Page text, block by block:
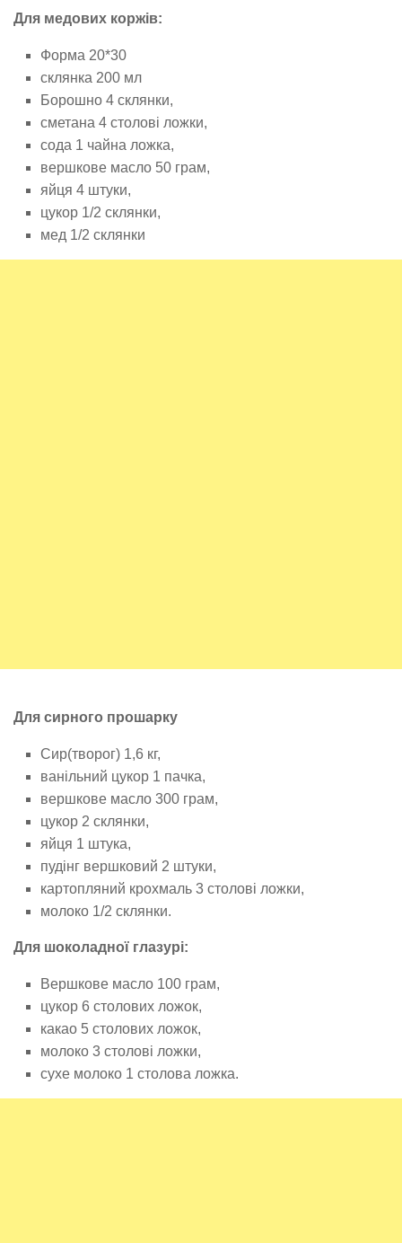
Для медових коржів:
Форма 20*30
склянка 200 мл
Борошно 4 склянки,
сметана 4 столові ложки,
сода 1 чайна ложка,
вершкове масло 50 грам,
яйця 4 штуки,
цукор 1/2 склянки,
мед 1/2 склянки
Для сирного прошарку
Сир(творог) 1,6 кг,
ванільний цукор 1 пачка,
вершкове масло 300 грам,
цукор 2 склянки,
яйця 1 штука,
пудінг вершковий 2 штуки,
картопляний крохмаль 3 столові ложки,
молоко 1/2 склянки.
Для шоколадної глазурі:
Вершкове масло 100 грам,
цукор 6 столових ложок,
какао 5 столових ложок,
молоко 3 столові ложки,
сухе молоко 1 столова ложка.